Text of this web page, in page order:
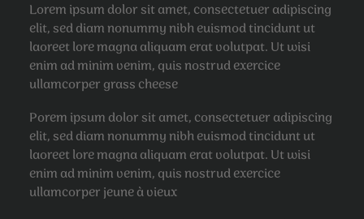
Lorem ipsum dolor sit amet, consectetuer adipiscing
elit, sed diam nonummy nibh euismod tincidunt ut
laoreet lore magna aliquam erat volutpat. Ut wisi
enim ad minim venim, quis nostrud exercice
ullamcorper grass cheese
Porem ipsum dolor sit amet, consectetuer adipiscing
elit, sed diam nonummy nibh euismod tincidunt ut
laoreet lore magna aliquam erat volutpat. Ut wisi
enim ad minim venim, quis nostrud exercice
ullamcorper jeune à vieux